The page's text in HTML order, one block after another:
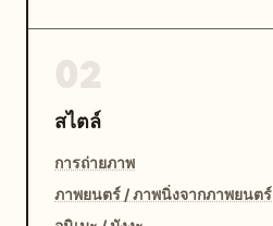
สไตล์
การถ่ายภาพ
ภาพยนตร์ / ภาพนิ่งจากภาพยนตร์